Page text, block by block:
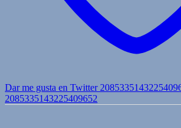
Dar me gusta en Twitter
2085335143225409652